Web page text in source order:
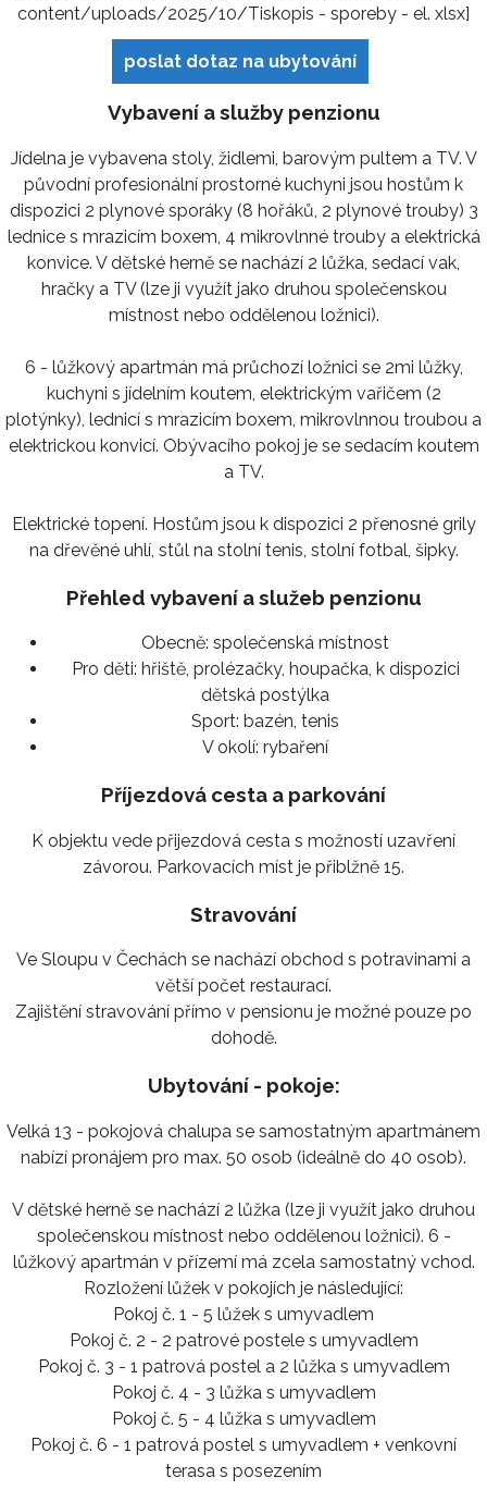
content/uploads/2025/10/Tiskopis - sporeby - el. xlsx]
poslat dotaz na ubytování
Vybavení a služby penzionu
Jídelna je vybavena stoly, židlemi, barovým pultem a TV. V
původní profesionální prostorné kuchyni jsou hostům k
dispozici 2 plynové sporáky (8 hořáků, 2 plynové trouby) 3
lednice s mrazicím boxem, 4 mikrovlnné trouby a elektrická
konvice. V dětské herně se nachází 2 lůžka, sedací vak,
hračky a TV (lze ji využít jako druhou společenskou
místnost nebo oddělenou ložnici).
6 - lůžkový apartmán má průchozí ložnici se 2mi lůžky,
kuchyni s jídelním koutem, elektrickým vařičem (2
plotýnky), lednicí s mrazicím boxem, mikrovlnnou troubou a
elektrickou konvicí. Obývacího pokoj je se sedacím koutem
a TV.
Elektrické topení. Hostům jsou k dispozici 2 přenosné grily
na dřevěné uhlí, stůl na stolní tenis, stolní fotbal, šipky.
Přehled vybavení a služeb penzionu
Obecně: společenská místnost
Pro děti: hřiště, prolézačky, houpačka, k dispozici
dětská postýlka
Sport: bazén, tenis
V okolí: rybaření
Příjezdová cesta a parkování
K objektu vede přijezdová cesta s možností uzavření
závorou. Parkovacích míst je přiblžně 15.
Stravování
Ve Sloupu v Čechách se nachází obchod s potravinami a
větší počet restaurací.
Zajištění stravování přímo v pensionu je možné pouze po
dohodě.
Ubytování - pokoje:
Velká 13 - pokojová chalupa se samostatným apartmánem
nabízí pronájem pro max. 50 osob (ideálně do 40 osob).
V dětské herně se nachází 2 lůžka (lze ji využít jako druhou
společenskou místnost nebo oddělenou ložnici). 6 -
lůžkový apartmán v přízemí má zcela samostatný vchod.
Rozložení lůžek v pokojích je následující:
Pokoj č. 1 - 5 lůžek s umyvadlem
Pokoj č. 2 - 2 patrové postele s umyvadlem
Pokoj č. 3 - 1 patrová postel a 2 lůžka s umyvadlem
Pokoj č. 4 - 3 lůžka s umyvadlem
Pokoj č. 5 - 4 lůžka s umyvadlem
Pokoj č. 6 - 1 patrová postel s umyvadlem + venkovní
terasa s posezením